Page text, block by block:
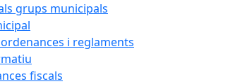
grups municipals
i reglaments
fiscals